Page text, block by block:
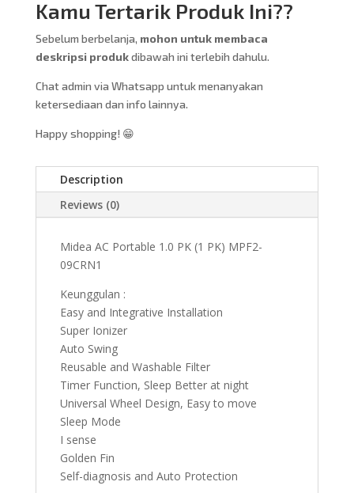
Kamu Tertarik Produk Ini??
Sebelum berbelanja, mohon untuk membaca
deskripsi produkdibawah ini terlebih dahulu.
Chat admin via Whatsapp untuk menanyakan
ketersediaan dan info lainnya.
Happy shopping! 😁
Description
Reviews (0)
Midea AC Portable 1.0 PK (1 PK) MPF2-
09CRN1
Keunggulan :
Easy and Integrative Installation
Super Ionizer
Auto Swing
Reusable and Washable Filter
Timer Function, Sleep Better at night
Universal Wheel Design, Easy to move
Sleep Mode
I sense
Golden Fin
Self-diagnosis and Auto Protection